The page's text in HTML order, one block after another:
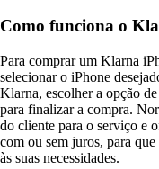
Como funciona o
Para comprar um Klarna
selecionar o iPhone
Klarna, escolher a opção
para finalizar a compra.
do cliente para o serviço e
com ou sem juros, para
às suas necessidades.